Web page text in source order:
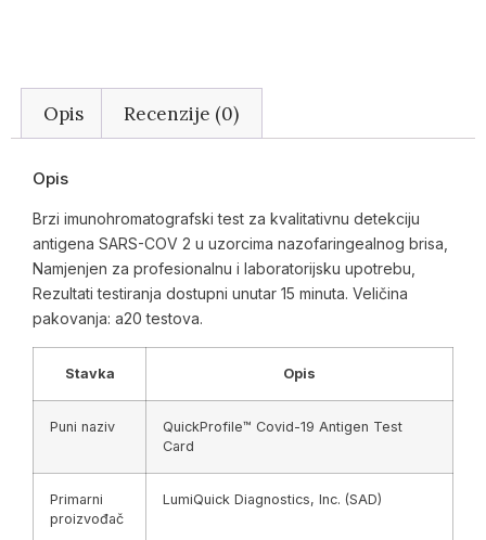
Opis Recenzije (0)
Opis
Brzi imunohromatografski test za kvalitativnu detekciju
antigena SARS-COV 2 u uzorcima nazofaringealnog brisa,
Namjenjen za profesionalnu i laboratorijsku upotrebu,
Rezultati testiranja dostupni unutar 15 minuta. Veličina
pakovanja: a20 testova.
Stavka Opis
Puni naziv
QuickProfile™ Covid-19 Antigen Test
Card
Primarni
proizvođač
LumiQuick Diagnostics, Inc. (SAD)